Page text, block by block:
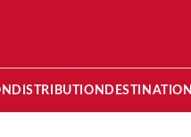
DISTRIBUTION DESTINATION